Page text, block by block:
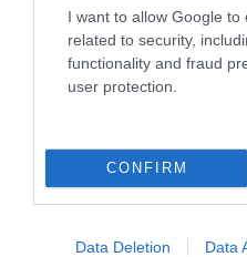
I want to allow Google to
related to security,
functionality and fraud
user protection.
CONFIRM
Data Deletion Data